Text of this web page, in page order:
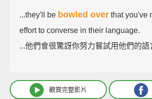
...they'll be bowled over that you've
effort to converse in their language.
...他們會很驚訝你努力嘗試用他們的語
觀賞完整影片